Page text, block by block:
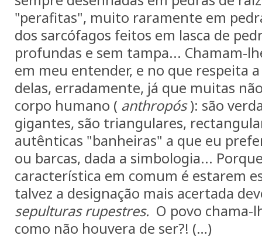
"perafitas", muito raramente em
dos sarcófagos feitos em lasca de
profundas e sem tampa... Chamam-
em meu entender, e no que respeita
delas, erradamente, já que muitas
corpo humano ( anthropós): são
gigantes, são triangulares,
autênticas "banheiras" a que eu
ou barcas, dada a simbologia...
característica em comum é estarem
talvez a designação mais acertada
sepulturas rupestres. O povo
como não houvera de ser?! (…)